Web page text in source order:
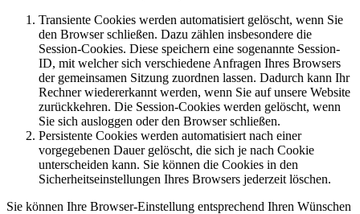
Transiente Cookies werden automatisiert gelöscht, wenn Sie
den Browser schließen. Dazu zählen insbesondere die
Session-Cookies. Diese speichern eine sogenannte Session-
ID, mit welcher sich verschiedene Anfragen Ihres Browsers
der gemeinsamen Sitzung zuordnen lassen. Dadurch kann Ihr
Rechner wiedererkannt werden, wenn Sie auf unsere Website
zurückkehren. Die Session-Cookies werden gelöscht, wenn
Sie sich ausloggen oder den Browser schließen.
Persistente Cookies werden automatisiert nach einer
vorgegebenen Dauer gelöscht, die sich je nach Cookie
unterscheiden kann. Sie können die Cookies in den
Sicherheitseinstellungen Ihres Browsers jederzeit löschen.
Sie können Ihre Browser-Einstellung entsprechend Ihren Wünschen